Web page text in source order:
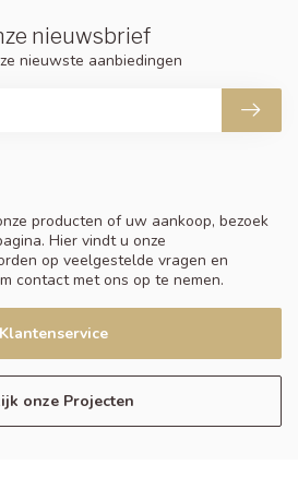
producten of uw aankoop, bezoek
Hier vindt u onze
op veelgestelde vragen en
contact met ons op te nemen.
Klantenservice
onze Projecten
nieuwsbrief
nieuwste aanbiedingen